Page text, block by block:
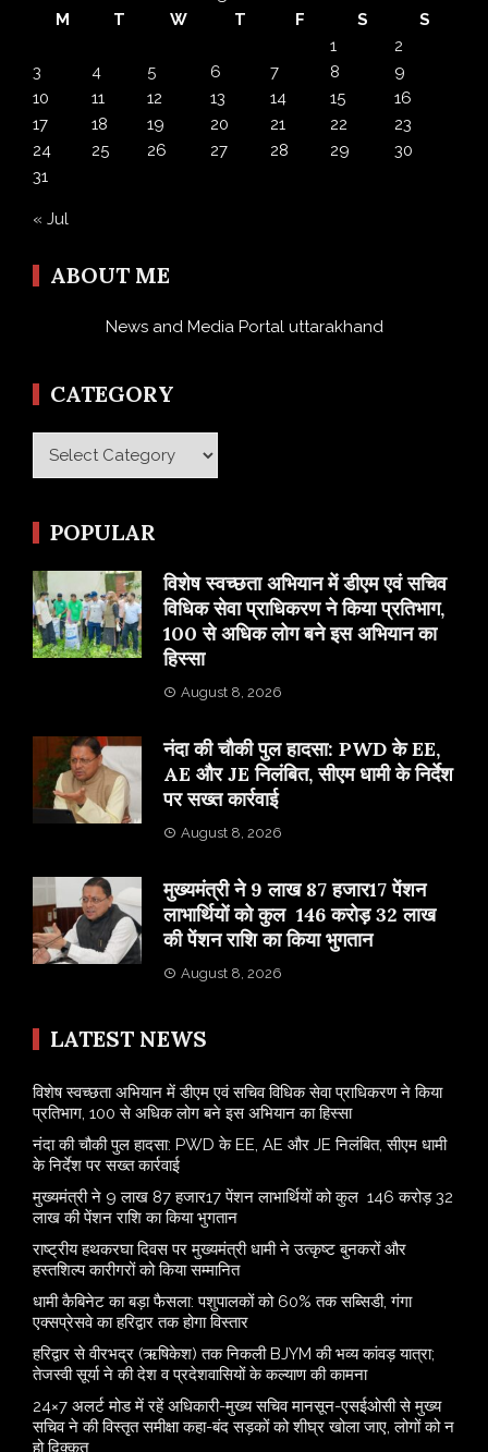
M
T W T F S
S
1
2
3
4 5 6 7 8
9
10
11 12 13 14 15
16
17
18 19 20 21 22
23
24
25 26 27 28 29
30
31
« Jul
ABOUT ME
News and Media Portal uttarakhand
CATEGORY
Category
POPULAR
विशेष स्वच्छता अभियान में डीएम एवं सचिव
विधिक सेवा प्राधिकरण ने किया प्रतिभाग,
100 से अधिक लोग बने इस अभियान का
हिस्सा
August 8, 2026
नंदा की चौकी पुल हादसा: PWD के EE,
AE और JE निलंबित, सीएम धामी के निर्देश
पर सख्त कार्रवाई
August 8, 2026
मुख्यमंत्री ने 9 लाख 87 हजार17 पेंशन
लाभार्थियों को कुल 146 करोड़ 32 लाख
की पेंशन राशि का किया भुगतान
August 8, 2026
LATEST NEWS
विशेष स्वच्छता अभियान में डीएम एवं सचिव विधिक सेवा प्राधिकरण ने किया
प्रतिभाग, 100 से अधिक लोग बने इस अभियान का हिस्सा
नंदा की चौकी पुल हादसा: PWD के EE, AE और JE निलंबित, सीएम धामी
के निर्देश पर सख्त कार्रवाई
मुख्यमंत्री ने 9 लाख 87 हजार17 पेंशन लाभार्थियों को कुल 146 करोड़ 32
लाख की पेंशन राशि का किया भुगतान
राष्ट्रीय हथकरघा दिवस पर मुख्यमंत्री धामी ने उत्कृष्ट बुनकरों और
हस्तशिल्प कारीगरों को किया सम्मानित
​धामी कैबिनेट का बड़ा फैसला: पशुपालकों को 60% तक सब्सिडी, गंगा
एक्सप्रेसवे का हरिद्वार तक होगा विस्तार
​हरिद्वार से वीरभद्र (ऋषिकेश) तक निकली BJYM की भव्य कांवड़ यात्रा;
तेजस्वी सूर्या ने की देश व प्रदेशवासियों के कल्याण की कामना
24×7 अलर्ट मोड में रहें अधिकारी-मुख्य सचिव मानसून-एसईओसी से मुख्य
सचिव ने की विस्तृत समीक्षा कहा-बंद सड़कों को शीघ्र खोला जाए, लोगों को न
हो दिक्कत